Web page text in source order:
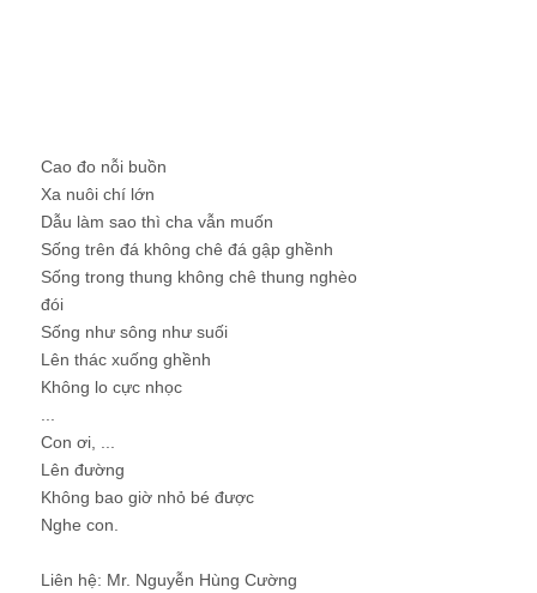
Cao đo nỗi buồn
Xa nuôi chí lớn
Dẫu làm sao thì cha vẫn muốn
Sống trên đá không chê đá gập ghềnh
Sống trong thung không chê thung nghèo
đói
Sống như sông như suối
Lên thác xuống ghềnh
Không lo cực nhọc
Con ơi, ...
Lên đường
Không bao giờ nhỏ bé được
Nghe con.
Liên hệ: Mr. Nguyễn Hùng Cường